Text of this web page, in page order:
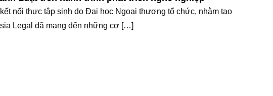
nối thực tập sinh do Đại học Ngoại thương tổ chức, nhằm tạo
Legal đã mang đến những cơ […]